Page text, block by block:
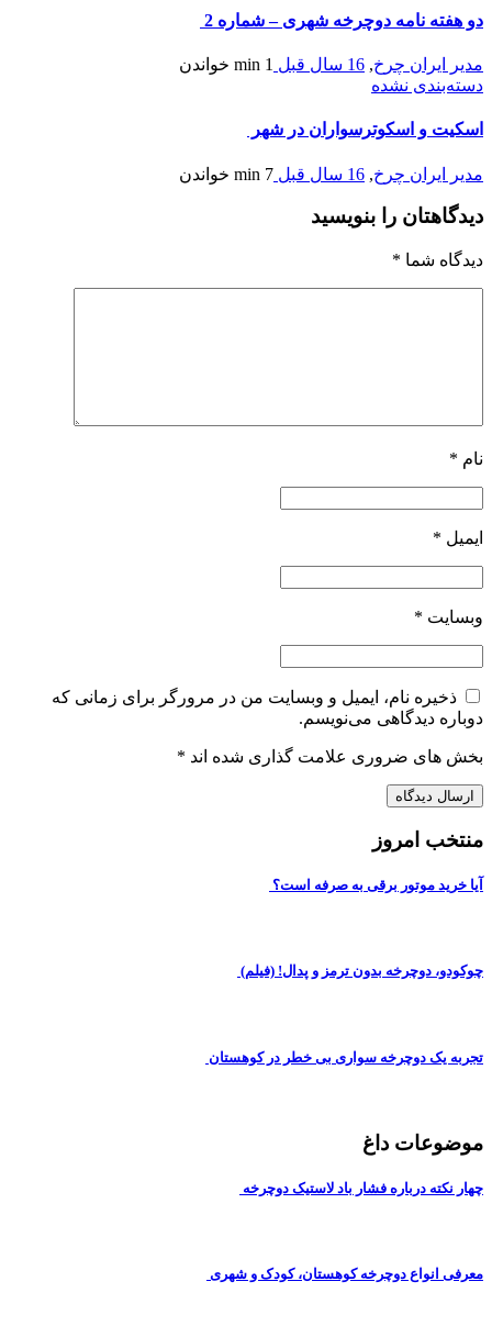
دو هفته نامه دوچرخه شهری – شماره 2
مدیر ایران چرخ, 16 سال قبل 1 min
خواندن
دسته‌بندی نشده
اسكيت و اسكوترسواران در شهر
مدیر ایران چرخ, 16 سال قبل 7 min خواندن
دیدگاهتان را بنویسید
دیدگاه شما *
نام *
ایمیل *
وبسایت *
ذخیره نام، ایمیل و وبسایت من در مرورگر برای زمانی که
دوباره دیدگاهی می‌نویسم.
بخش های ضروری علامت گذاری شده اند *
منتخب امروز
آیا خرید موتور برقی به صرفه است؟
چوکودو، دوچرخه بدون ترمز و پدال! (فیلم)
تجربه یک دوچرخه سواری بی خطر در کوهستان
موضوعات داغ
چهار نکته درباره فشار باد لاستیک دوچرخه
معرفی انواع دوچرخه کوهستان، کودک و شهری